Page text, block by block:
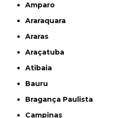
Amparo
Araraquara
Araras
Araçatuba
Atibaia
Bauru
Bragança Paulista
Campinas